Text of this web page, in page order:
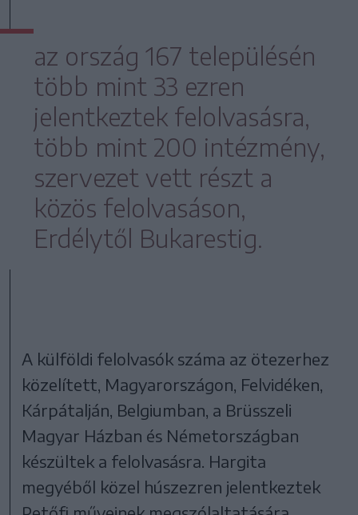
az ország 167 településén
több mint 33 ezren
jelentkeztek felolvasásra,
több mint 200 intézmény,
szervezet vett részt a
közös felolvasáson,
Erdélytől Bukarestig.
A külföldi felolvasók száma az ötezerhez
közelített, Magyarországon, Felvidéken,
Kárpátalján, Belgiumban, a Brüsszeli
Magyar Házban és Németországban
készültek a felolvasásra. Hargita
megyéből közel húszezren jelentkeztek